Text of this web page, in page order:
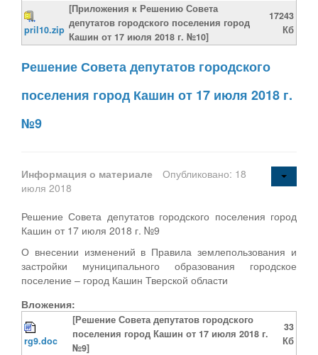
pril10.zip
[Приложения к Решению Совета
депутатов городского поселения город
Кашин от 17 июля 2018 г. №10]
17243
Кб
Решение Совета депутатов городского
поселения город Кашин от 17 июля 2018 г.
№9
Информация о материале
Опубликовано: 18
июля 2018
Решение Совета депутатов городского поселения город
Кашин от 17 июля 2018 г. №9
О внесении изменений в Правила землепользования и
застройки муниципального образования городское
поселение – город Кашин Тверской области
Вложения:
rg9.doc
[Решение Совета депутатов городского
поселения город Кашин от 17 июля 2018 г.
№9]
33
Кб